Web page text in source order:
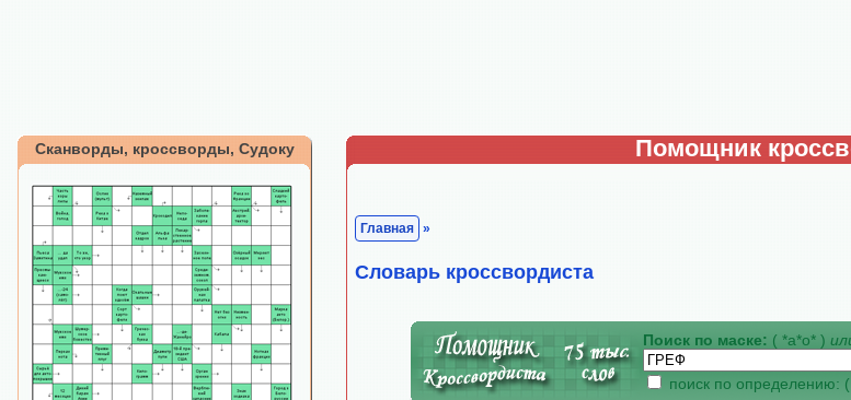
Сканворды, кроссворды, Судоку Помощник
Главная »
Cловарь кроссвордиста
Поиск по маске: ( *а*о* )
поиск по определению: (